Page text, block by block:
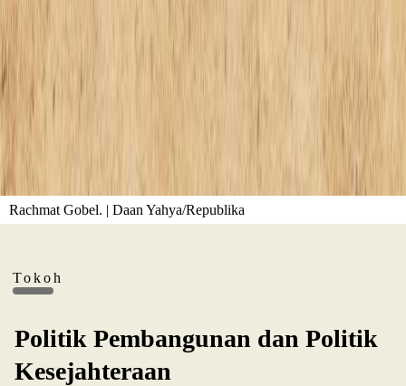
Rachmat Gobel. | Daan Yahya/Republika
Tokoh
Politik Pembangunan dan Politik
Kesejahteraan